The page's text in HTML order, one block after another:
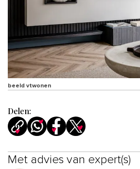
beeld vtwonen
Delen:
Met advies van expert(s)